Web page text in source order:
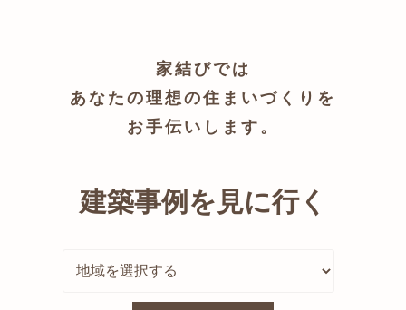
家結びでは
あなたの理想の住まいづくりを
お手伝いします。
建築事例を見に行く